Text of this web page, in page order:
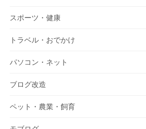
スポーツ・健康
トラベル・おでかけ
パソコン・ネット
ブログ改造
ペット・農業・飼育